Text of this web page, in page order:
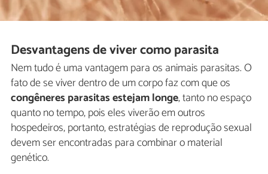
Desvantagens de viver como parasita
Nem tudo é uma vantagem para os animais parasitas. O
fato de se viver dentro de um corpo faz com que os
congêneres parasitas estejam longe, tanto no espaço
quanto no tempo, pois eles viverão em outros
hospedeiros, portanto, estratégias de reprodução sexual
devem ser encontradas para combinar o material
genético.